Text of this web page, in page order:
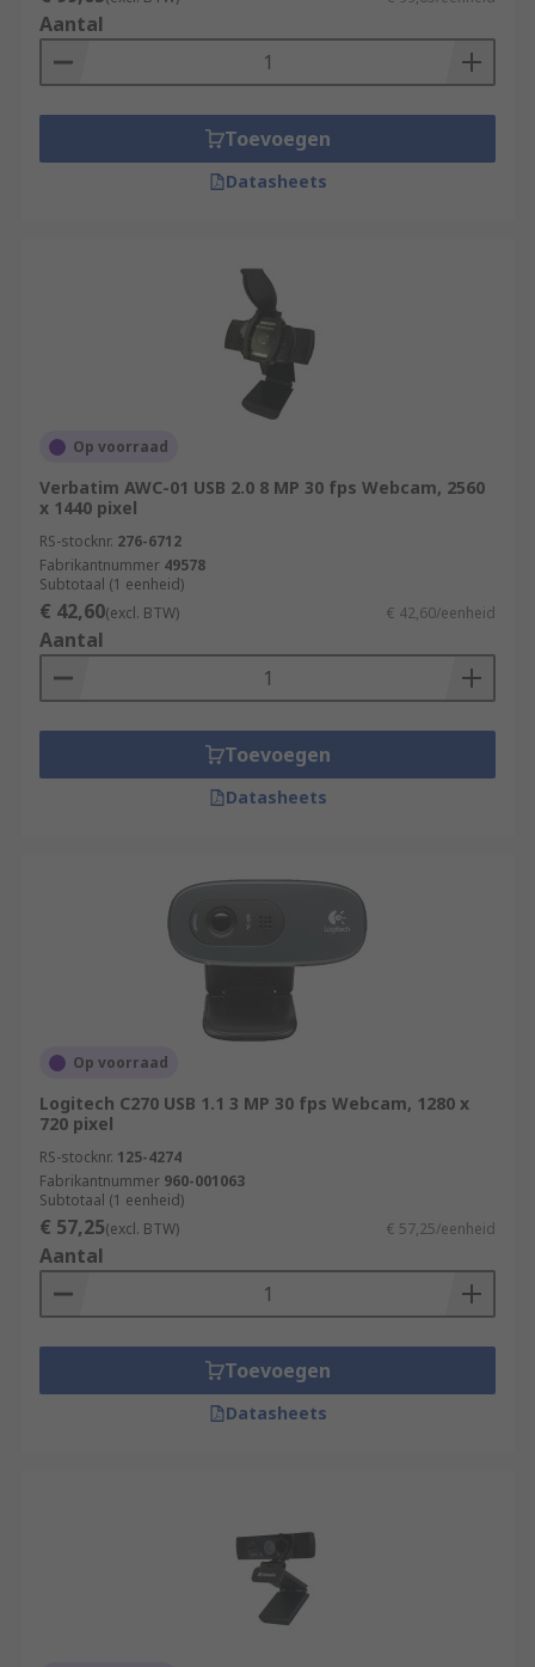
Aantal
Toevoegen
Datasheets
Op voorraad
Verbatim AWC-01 USB 2.0 8 MP 30 fps Webcam, 2560
x 1440 pixel
RS-stocknr. 276-6712
Fabrikantnummer 49578
Subtotaal (1 eenheid)
€ 42,60(excl. BTW) € 42,60/eenheid
Aantal
Toevoegen
Datasheets
Op voorraad
Logitech C270 USB 1.1 3 MP 30 fps Webcam, 1280 x
720 pixel
RS-stocknr. 125-4274
Fabrikantnummer 960-001063
Subtotaal (1 eenheid)
€ 57,25(excl. BTW) € 57,25/eenheid
Aantal
Toevoegen
Datasheets